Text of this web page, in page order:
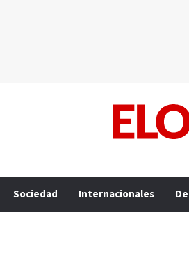
Sociedad Internacionales